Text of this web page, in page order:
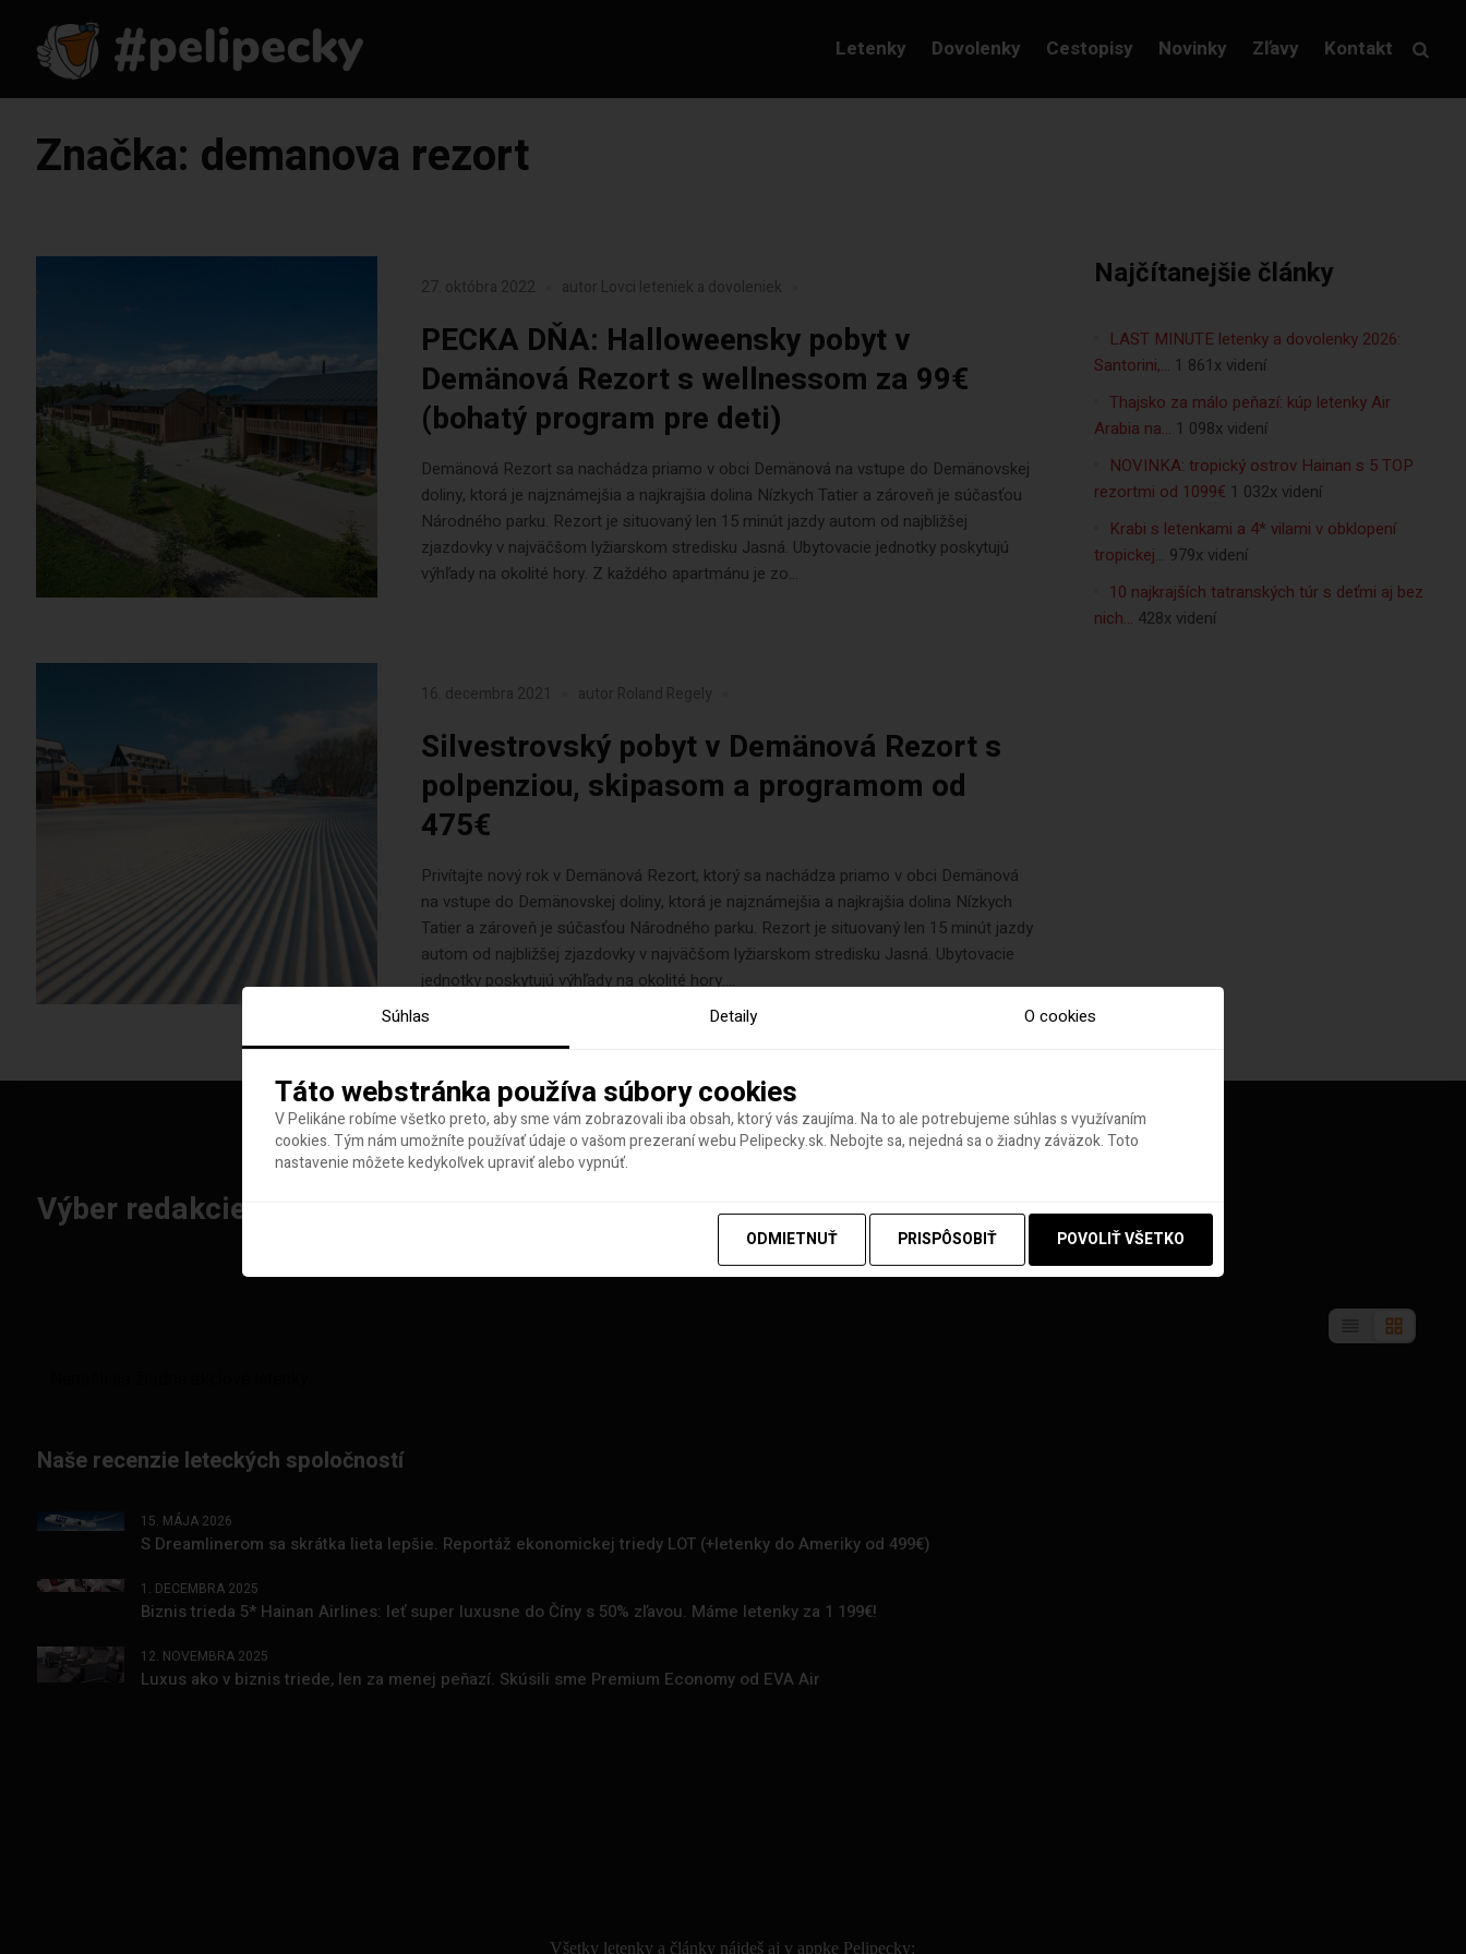
Letenky Dovolenky Cestopisy Novinky Zľavy Kontakt
Značka: demanova rezort
27. októbra 2022 autor Lovci leteniek a dovoleniek
PECKA DŇA: Halloweensky pobyt v
Demänová Rezort s wellnessom za 99€
(bohatý program pre deti)
Demänová Rezort sa nachádza priamo v obci Demänová na vstupe do Demänovskej
doliny, ktorá je najznámejšia a najkrajšia dolina Nízkych Tatier a zároveň je súčasťou
Národného parku. Rezort je situovaný len 15 minút jazdy autom od najbližšej
zjazdovky v najväčšom lyžiarskom stredisku Jasná. Ubytovacie jednotky poskytujú
výhľady na okolité hory. Z každého apartmánu je zo...
16. decembra 2021 autor Roland Regely
Silvestrovský pobyt v Demänová Rezort s
polpenziou, skipasom a programom od
475€
Privítajte nový rok v Demänová Rezort, ktorý sa nachádza priamo v obci Demänová
na vstupe do Demänovskej doliny, ktorá je najznámejšia a najkrajšia dolina Nízkych
Tatier a zároveň je súčasťou Národného parku. Rezort je situovaný len 15 minút jazdy
autom od najbližšej zjazdovky v najväčšom lyžiarskom stredisku Jasná. Ubytovacie
jednotky poskytujú výhľady na okolité hory....
Najčítanejšie články
LAST MINUTE letenky a dovolenky 2026:
Santorini,… 1 861x videní
Thajsko za málo peňazí: kúp letenky Air
Arabia na… 1 098x videní
NOVINKA: tropický ostrov Hainan s 5 TOP
rezortmi od 1099€ 1 032x videní
Krabi s letenkami a 4* vilami v obklopení
tropickej… 979x videní
10 najkrajších tatranských túr s deťmi aj bez
nich… 428x videní
Výber redakcie: Najlepšie letenky tohto týždňa
Naše recenzie leteckých spoločností
15. MÁJA 2026
S Dreamlinerom sa skrátka lieta lepšie. Reportáž ekonomickej triedy LOT (+letenky do Ameriky od 499€)
1. DECEMBRA 2025
Biznis trieda 5* Hainan Airlines: leť super luxusne do Číny s 50% zľavou. Máme letenky za 1 199€!
12. NOVEMBRA 2025
Luxus ako v biznis triede, len za menej peňazí. Skúsili sme Premium Economy od EVA Air
Všetky letenky a články nájdeš aj v appke Pelipecky:
Súhlas Detaily O cookies
Táto webstránka používa súbory cookies
V Pelikáne robíme všetko preto, aby sme vám zobrazovali iba obsah, ktorý vás zaujíma. Na to ale potrebujeme súhlas s využívaním
cookies. Tým nám umožníte používať údaje o vašom prezeraní webu Pelipecky.sk. Nebojte sa, nejedná sa o žiadny záväzok. Toto
nastavenie môžete kedykoľvek upraviť alebo vypnúť.
ODMIETNUŤ PRISPÔSOBIŤ POVOLIŤ VŠETKO